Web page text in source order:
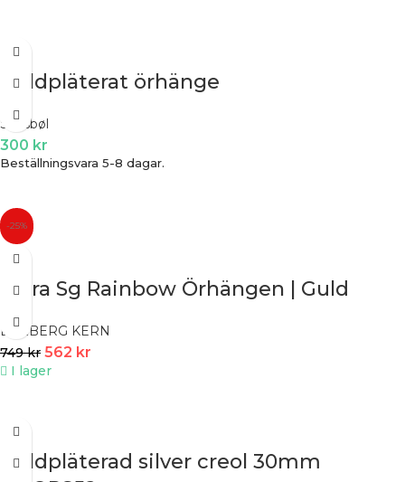
Guldpläterat örhänge
Siersbøl
300 kr
Beställningsvara 5-8 dagar.
-25%
Libra Sg Rainbow Örhängen | Guld
DYRBERG KERN
749kr 562 kr
I lager
Guldpläterad silver creol 30mm